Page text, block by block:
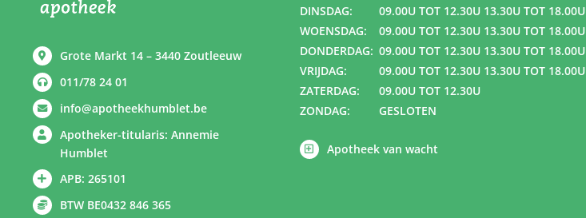
Grote Markt 14 – 3440 Zoutleeuw
011/78 24 01
info@apotheekhumblet.be
Apotheker-titularis: Annemie
Humblet
APB: 265101
BTW BE0432 846 365
DINSDAG:
09.00U TOT 12.30U 13.30U TOT 18.00U
WOENSDAG:
09.00U TOT 12.30U 13.30U TOT 18.00U
DONDERDAG: 09.00U TOT 12.30U 13.30U TOT 18.00U
VRIJDAG:
09.00U TOT 12.30U 13.30U TOT 18.00U
ZATERDAG:
09.00U TOT 12.30U
ZONDAG:
GESLOTEN
Apotheek van wacht